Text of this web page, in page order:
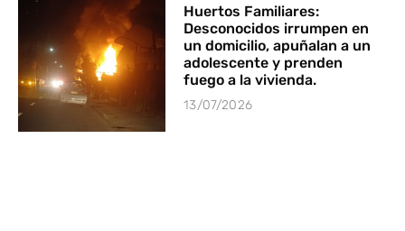
Huertos Familiares:
Desconocidos irrumpen en
un domicilio, apuñalan a un
adolescente y prenden
fuego a la vivienda.
13/07/2026